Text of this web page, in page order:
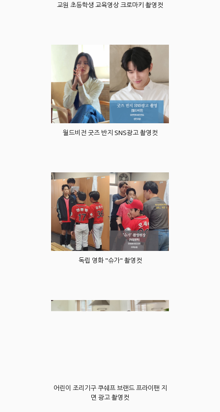
교원 초등학생 교육영상 크로마키 촬영컷
월드비전 굿즈 반지 SNS광고 촬영컷
독립 영화 "슈가" 촬영컷
어린이 조리기구 쿠쉐프 브랜드 프라이팬 지
면 광고 촬영컷